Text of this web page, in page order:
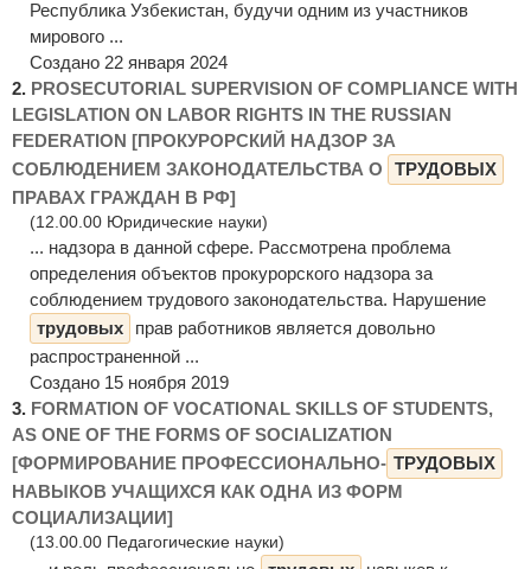
Республика Узбекистан, будучи одним из участников
мирового ...
Создано 22 января 2024
2. PROSECUTORIAL SUPERVISION OF COMPLIANCE WITH
LEGISLATION ON LABOR RIGHTS IN THE RUSSIAN
FEDERATION [ПРОКУРОРСКИЙ НАДЗОР ЗА
СОБЛЮДЕНИЕМ ЗАКОНОДАТЕЛЬСТВА О
ТРУДОВЫХ
ПРАВАХ ГРАЖДАН В РФ]
(12.00.00 Юридические науки)
... надзора в данной сфере. Рассмотрена проблема
определения объектов прокурорского надзора за
соблюдением трудового законодательства. Нарушение
трудовых
прав работников является довольно
распространенной ...
Создано 15 ноября 2019
3. FORMATION OF VOCATIONAL SKILLS OF STUDENTS,
AS ONE OF THE FORMS OF SOCIALIZATION
[ФОРМИРОВАНИЕ ПРОФЕССИОНАЛЬНО- ТРУДОВЫХ
НАВЫКОВ УЧАЩИХСЯ КАК ОДНА ИЗ ФОРМ
СОЦИАЛИЗАЦИИ]
(13.00.00 Педагогические науки)